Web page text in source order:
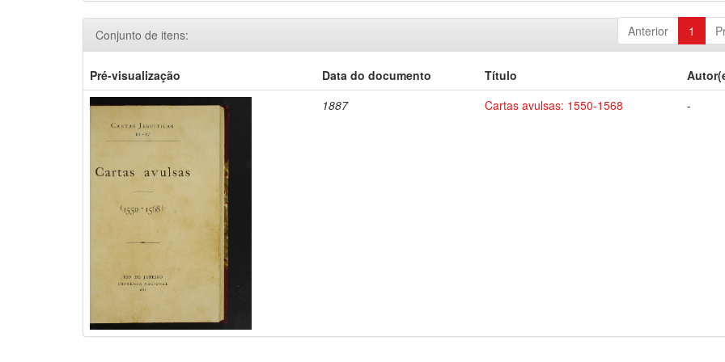
Anterior 1
Conjunto de itens:
Pré-visualização Data do documento Título
1887
Cartas avulsas: 1550-1568 -